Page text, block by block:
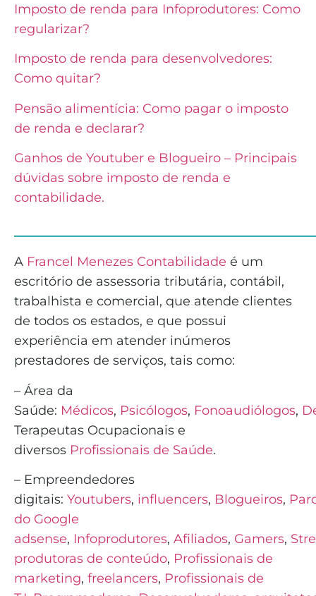
Imposto de renda para Infoprodutores: Como
regularizar?
Imposto de renda para desenvolvedores:
Como quitar?
Pensão alimentícia: Como pagar o imposto
de renda e declarar?
Ganhos de Youtuber e Blogueiro – Principais
dúvidas sobre imposto de renda e
contabilidade.
A Francel Menezes Contabilidade é um
escritório de assessoria tributária, contábil,
trabalhista e comercial, que atende clientes
de todos os estados, e que possui
experiência em atender inúmeros
prestadores de serviços, tais como:
– Área da
Saúde: Médicos, Psicólogos, Fonoaudiólogos,
Terapeutas Ocupacionais e
diversos Profissionais de Saúde.
– Empreendedores
digitais: Youtubers, influencers, Blogueiros,
do Google
adsense, Infoprodutores, Afiliados, Gamers,
produtoras de conteúdo, Profissionais de
marketing, freelancers, Profissionais de